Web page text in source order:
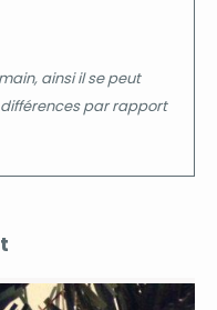
ainsi il se peut
par rapport